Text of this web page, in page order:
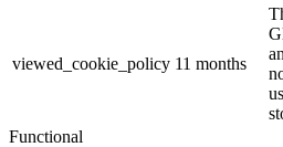
viewed_cookie_policy 11 months
Functional